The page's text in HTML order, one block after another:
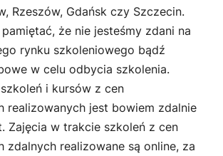
Rzeszów, Gdańsk czy Szczecin.
że nie jesteśmy zdani na
rynku szkoleniowego bądź
w celu odbycia szkolenia.
i kursów z cen
realizowanych jest bowiem zdalnie
Zajęcia w trakcie szkoleń z cen
zdalnych realizowane są online, za